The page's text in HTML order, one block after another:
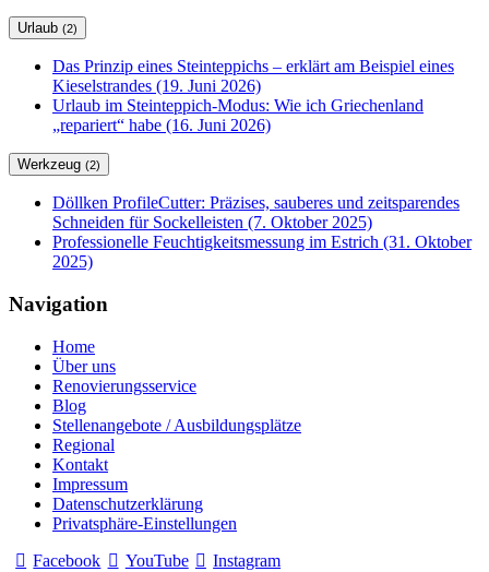
Urlaub (2)
Das Prinzip eines Steinteppichs – erklärt am Beispiel eines
Kieselstrandes (19. Juni 2026)
Urlaub im Steinteppich-Modus: Wie ich Griechenland
„repariert“ habe (16. Juni 2026)
Werkzeug (2)
Döllken ProfileCutter: Präzises, sauberes und zeitsparendes
Schneiden für Sockelleisten (7. Oktober 2025)
Professionelle Feuchtigkeitsmessung im Estrich (31. Oktober
2025)
Navigation
Home
Über uns
Renovierungsservice
Blog
Stellenangebote / Ausbildungsplätze
Regional
Kontakt
Impressum
Datenschutzerklärung
Privatsphäre-Einstellungen
Facebook
YouTube Instagram